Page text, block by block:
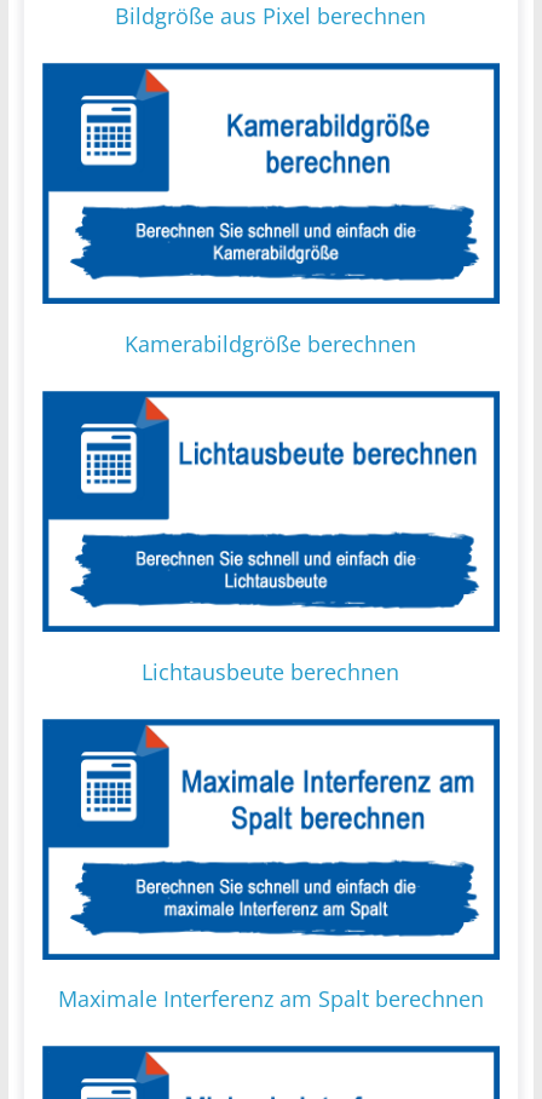
Bildgröße aus Pixel berechnen
Kamerabildgröße berechnen
Lichtausbeute berechnen
Maximale Interferenz am Spalt berechnen